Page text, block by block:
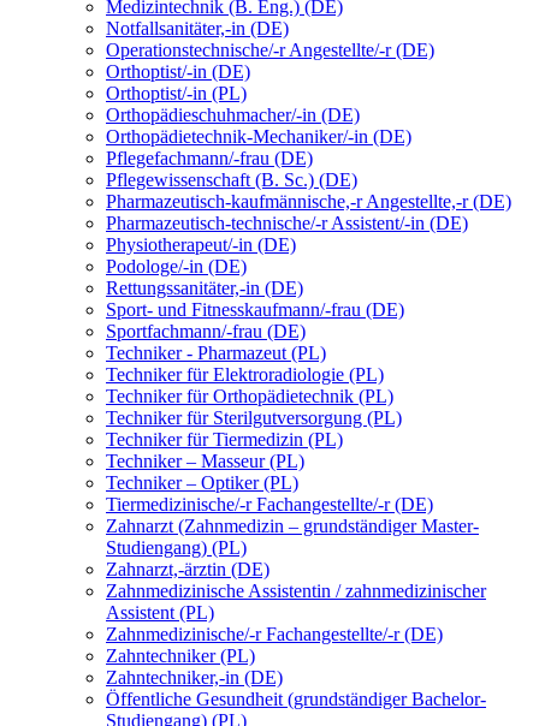
Medizintechnik (B. Eng.) (DE)
Notfallsanitäter,-in (DE)
Operationstechnische/-r Angestellte/-r (DE)
Orthoptist/-in (DE)
Orthoptist/-in (PL)
Orthopädieschuhmacher/-in (DE)
Orthopädietechnik-Mechaniker/-in (DE)
Pflegefachmann/-frau (DE)
Pflegewissenschaft (B. Sc.) (DE)
Pharmazeutisch-kaufmännische,-r Angestellte,-r (DE)
Pharmazeutisch-technische/-r Assistent/-in (DE)
Physiotherapeut/-in (DE)
Podologe/-in (DE)
Rettungssanitäter,-in (DE)
Sport- und Fitnesskaufmann/-frau (DE)
Sportfachmann/-frau (DE)
Techniker - Pharmazeut (PL)
Techniker für Elektroradiologie (PL)
Techniker für Orthopädietechnik (PL)
Techniker für Sterilgutversorgung (PL)
Techniker für Tiermedizin (PL)
Techniker – Masseur (PL)
Techniker – Optiker (PL)
Tiermedizinische/-r Fachangestellte/-r (DE)
Zahnarzt (Zahnmedizin – grundständiger Master-
Studiengang) (PL)
Zahnarzt,-ärztin (DE)
Zahnmedizinische Assistentin / zahnmedizinischer
Assistent (PL)
Zahnmedizinische/-r Fachangestellte/-r (DE)
Zahntechniker (PL)
Zahntechniker,-in (DE)
Öffentliche Gesundheit (grundständiger Bachelor-
Studiengang) (PL)